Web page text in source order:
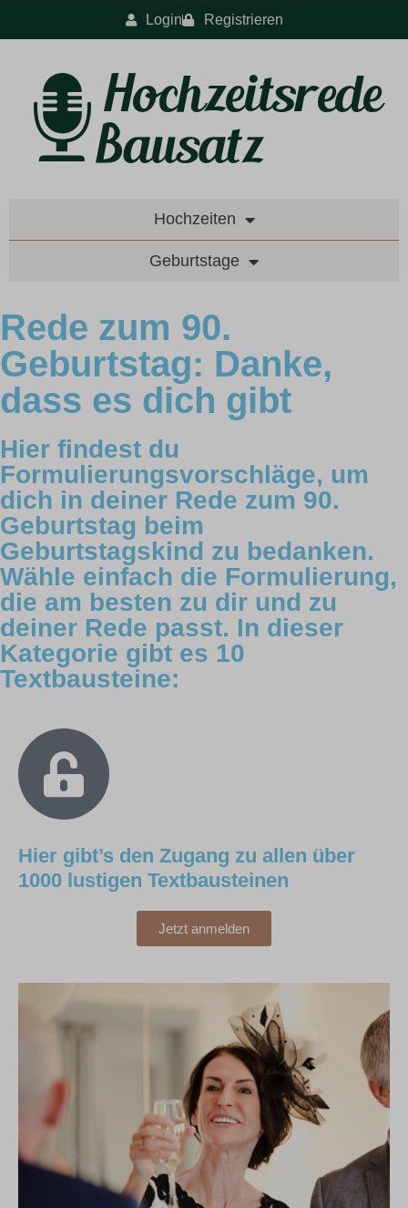
Login Registrieren
Hochzeiten
Geburtstage
Rede zum 90.
Geburtstag: Danke,
dass es dich gibt
Hier findest du
Formulierungsvorschläge, um
dich in deiner Rede zum 90.
Geburtstag beim
Geburtstagskind zu bedanken.
Wähle einfach die Formulierung,
die am besten zu dir und zu
deiner Rede passt. In dieser
Kategorie gibt es 10
Textbausteine:
Hier gibt’s den Zugang zu allen über
1000 lustigen Textbausteinen
Jetzt anmelden